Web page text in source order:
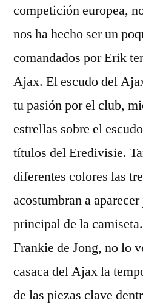
competición europea,
nos ha hecho ser un
comandados por Erik
Ajax. El escudo del
tu pasión por el club,
estrellas sobre el
títulos del Eredivisie.
diferentes colores las
acostumbran a
principal de la
Frankie de Jong, no lo
casaca del Ajax la
de las piezas clave